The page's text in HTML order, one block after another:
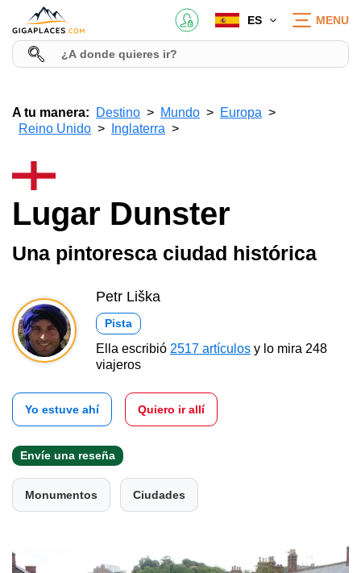
ES MENU
A tu manera: Destino Mundo
Europa
Reino Unido
Inglaterra
Lugar Dunster
Una pintoresca ciudad histórica
Petr Liška
Pista
Ella escribió 2517 artículos y lo mira 248
viajeros
Yo estuve ahí Quiero ir allí
Envíe una reseña
Monumentos Ciudades